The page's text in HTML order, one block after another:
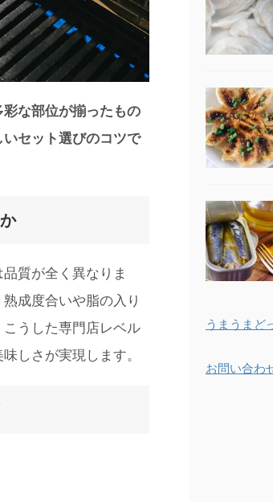
な部位が揃ったもの
セット選びのコツで
質が全く異なりま
成度合いや脂の入り
うした専門店レベル
しさが実現します。
うまうまど
お問い合わ